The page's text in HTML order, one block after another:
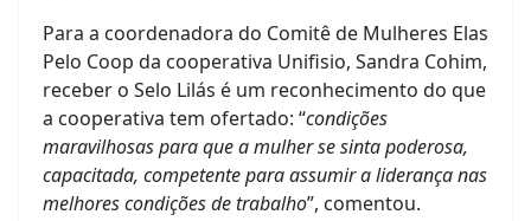
Para a coordenadora do Comitê de Mulheres Elas
Pelo Coop da cooperativa Unifisio, Sandra Cohim,
receber o Selo Lilás é um reconhecimento do que
a cooperativa tem ofertado: “condições
maravilhosas para que a mulher se sinta poderosa,
capacitada, competente para assumir a liderança nas
melhores condições de trabalho”, comentou.